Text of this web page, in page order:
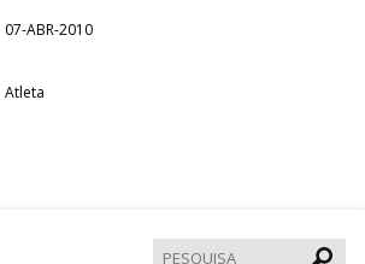
07-ABR-2010
Atleta